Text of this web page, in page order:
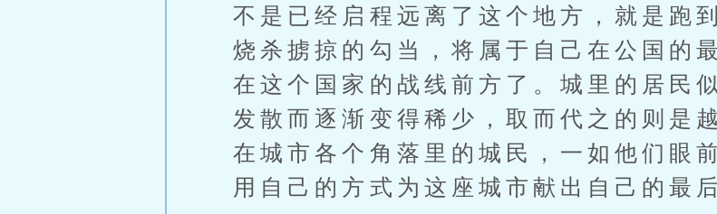
不是已经启程远离了这个地方，就是跑
烧杀掳掠的勾当，将属于自己在公国的
在这个国家的战线前方了。城里的居民
发散而逐渐变得稀少，取而代之的则是
在城市各个角落里的城民，一如他们眼
用自己的方式为这座城市献出自己的最